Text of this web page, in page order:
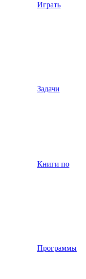
Играть
Задачи
Книги по
Программы